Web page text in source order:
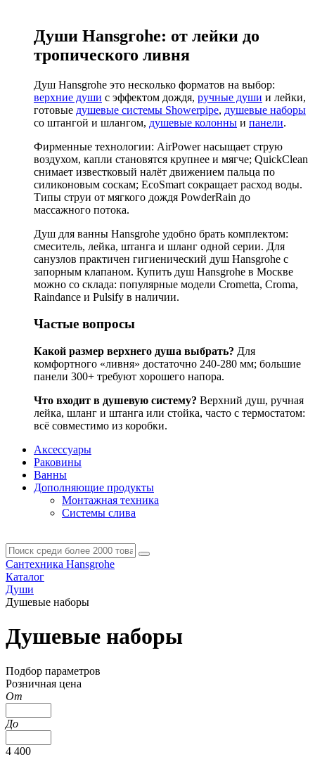
Души Hansgrohe: от лейки до
тропического ливня
Душ Hansgrohe это несколько форматов на выбор:
верхние души с эффектом дождя, ручные души и лейки,
готовые душевые системы Showerpipe, душевые наборы
со штангой и шлангом, душевые колонны и панели.
Фирменные технологии: AirPower насыщает струю
воздухом, капли становятся крупнее и мягче; QuickClean
снимает известковый налёт движением пальца по
силиконовым соскам; EcoSmart сокращает расход воды.
Типы струи от мягкого дождя PowderRain до
массажного потока.
Душ для ванны Hansgrohe удобно брать комплектом:
смеситель, лейка, штанга и шланг одной серии. Для
санузлов практичен гигиенический душ Hansgrohe с
запорным клапаном. Купить душ Hansgrohe в Москве
можно со склада: популярные модели Crometta, Croma,
Raindance и Pulsify в наличии.
Частые вопросы
Какой размер верхнего душа выбрать? Для
комфортного «ливня» достаточно 240-280 мм; большие
панели 300+ требуют хорошего напора.
Что входит в душевую систему? Верхний душ, ручная
лейка, шланг и штанга или стойка, часто с термостатом:
всё совместимо из коробки.
Аксессуары
Раковины
Ванны
Дополняющие продукты
Монтажная техника
Системы слива
Сантехника Hansgrohe
Каталог
Души
Душевые наборы
Душевые наборы
Подбор параметров
Розничная цена
От
До
4 400